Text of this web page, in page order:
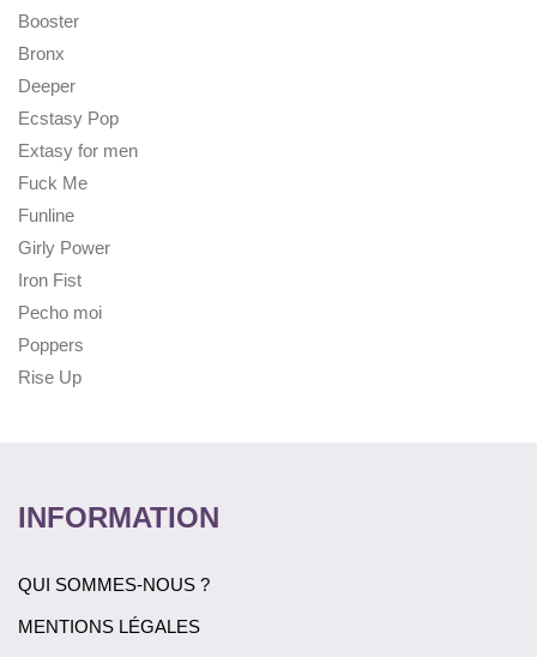
Booster
Bronx
Deeper
Ecstasy Pop
Extasy for men
Fuck Me
Funline
Girly Power
Iron Fist
Pecho moi
Poppers
Rise Up
INFORMATION
QUI SOMMES-NOUS ?
MENTIONS LÉGALES